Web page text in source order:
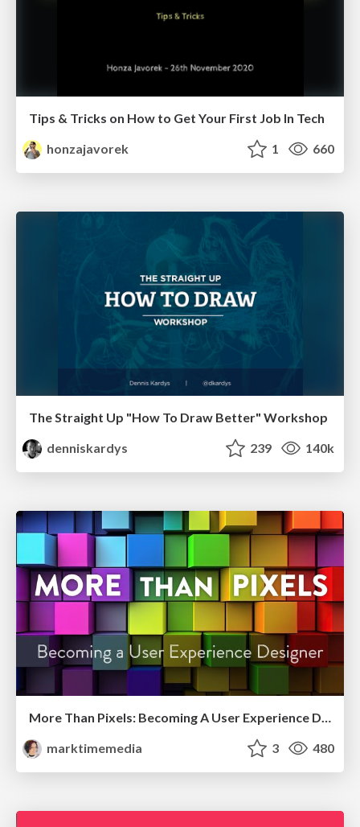
Tips & Tricks on How to Get Your First Job In Tech
honzajavorek
1 660
The Straight Up "How To Draw Better" Workshop
denniskardys
239 140k
marktimemedia
3 480